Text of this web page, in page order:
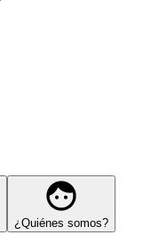
¿Quiénes somos?